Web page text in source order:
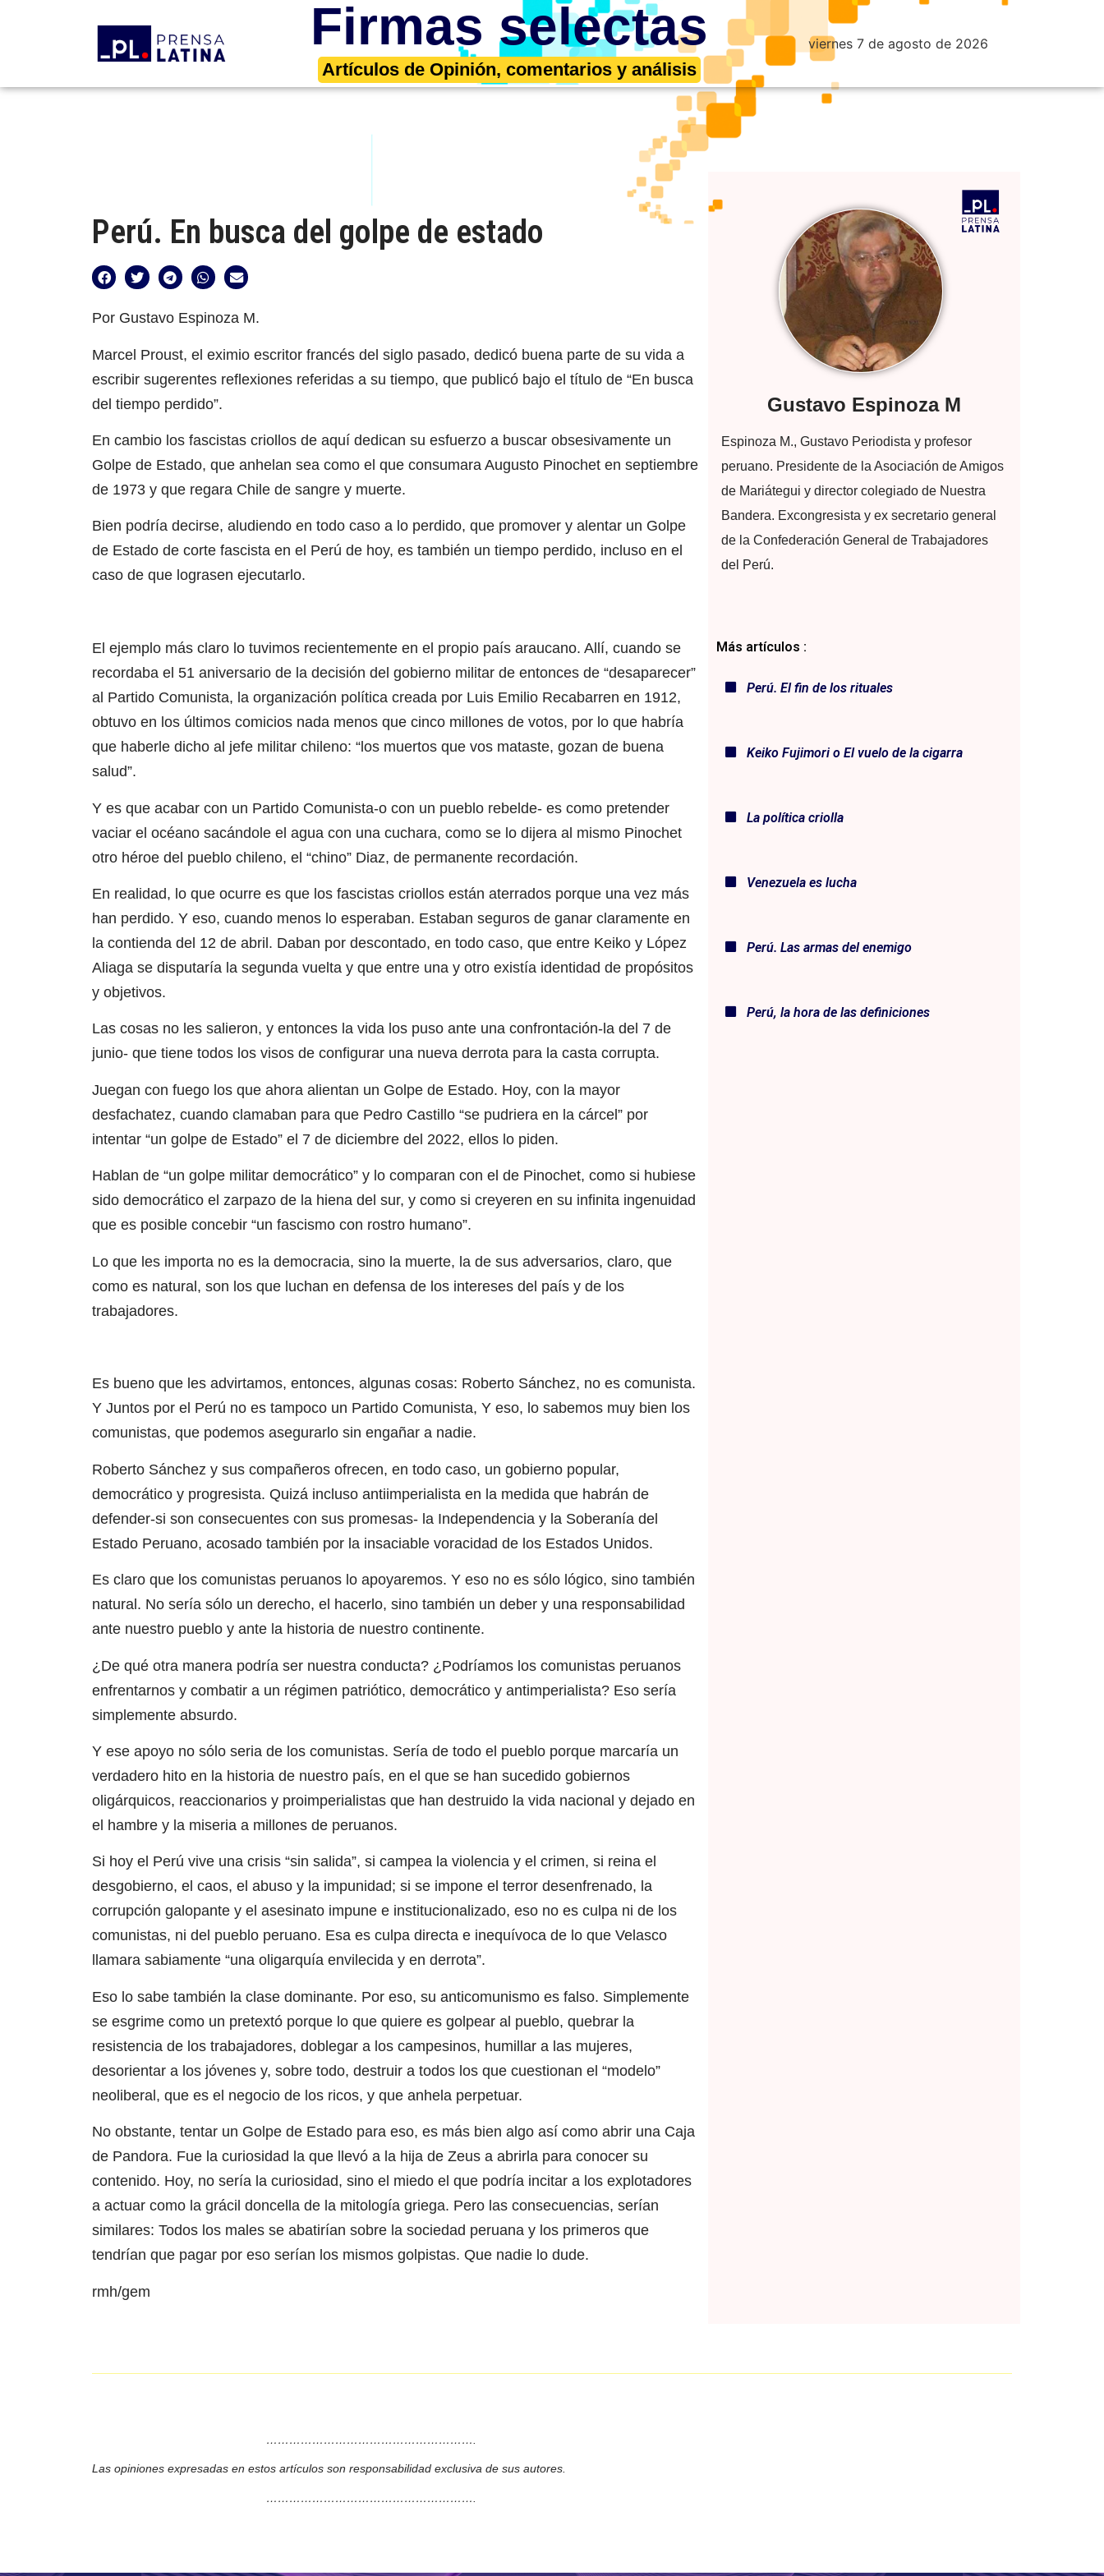
Firmas selectas
Artículos de Opinión, comentarios y análisis
viernes 7 de agosto de 2026
Perú. En busca del golpe de estado
Por Gustavo Espinoza M.
Marcel Proust, el eximio escritor francés del siglo pasado, dedicó buena parte de su vida a
escribir sugerentes reflexiones referidas a su tiempo, que publicó bajo el título de “En busca
del tiempo perdido”.
En cambio los fascistas criollos de aquí dedican su esfuerzo a buscar obsesivamente un
Golpe de Estado, que anhelan sea como el que consumara Augusto Pinochet en septiembre
de 1973 y que regara Chile de sangre y muerte.
Bien podría decirse, aludiendo en todo caso a lo perdido, que promover y alentar un Golpe
de Estado de corte fascista en el Perú de hoy, es también un tiempo perdido, incluso en el
caso de que lograsen ejecutarlo.
El ejemplo más claro lo tuvimos recientemente en el propio país araucano. Allí, cuando se
recordaba el 51 aniversario de la decisión del gobierno militar de entonces de “desaparecer”
al Partido Comunista, la organización política creada por Luis Emilio Recabarren en 1912,
obtuvo en los últimos comicios nada menos que cinco millones de votos, por lo que habría
que haberle dicho al jefe militar chileno: “los muertos que vos mataste, gozan de buena
salud”.
Y es que acabar con un Partido Comunista-o con un pueblo rebelde- es como pretender
vaciar el océano sacándole el agua con una cuchara, como se lo dijera al mismo Pinochet
otro héroe del pueblo chileno, el “chino” Diaz, de permanente recordación.
En realidad, lo que ocurre es que los fascistas criollos están aterrados porque una vez más
han perdido. Y eso, cuando menos lo esperaban. Estaban seguros de ganar claramente en
la contienda del 12 de abril. Daban por descontado, en todo caso, que entre Keiko y López
Aliaga se disputaría la segunda vuelta y que entre una y otro existía identidad de propósitos
y objetivos.
Las cosas no les salieron, y entonces la vida los puso ante una confrontación-la del 7 de
junio- que tiene todos los visos de configurar una nueva derrota para la casta corrupta.
Juegan con fuego los que ahora alientan un Golpe de Estado. Hoy, con la mayor
desfachatez, cuando clamaban para que Pedro Castillo “se pudriera en la cárcel” por
intentar “un golpe de Estado” el 7 de diciembre del 2022, ellos lo piden.
Hablan de “un golpe militar democrático” y lo comparan con el de Pinochet, como si hubiese
sido democrático el zarpazo de la hiena del sur, y como si creyeren en su infinita ingenuidad
que es posible concebir “un fascismo con rostro humano”.
Lo que les importa no es la democracia, sino la muerte, la de sus adversarios, claro, que
como es natural, son los que luchan en defensa de los intereses del país y de los
trabajadores.
Es bueno que les advirtamos, entonces, algunas cosas: Roberto Sánchez, no es comunista.
Y Juntos por el Perú no es tampoco un Partido Comunista, Y eso, lo sabemos muy bien los
comunistas, que podemos asegurarlo sin engañar a nadie.
Roberto Sánchez y sus compañeros ofrecen, en todo caso, un gobierno popular,
democrático y progresista. Quizá incluso antiimperialista en la medida que habrán de
defender-si son consecuentes con sus promesas- la Independencia y la Soberanía del
Estado Peruano, acosado también por la insaciable voracidad de los Estados Unidos.
Es claro que los comunistas peruanos lo apoyaremos. Y eso no es sólo lógico, sino también
natural. No sería sólo un derecho, el hacerlo, sino también un deber y una responsabilidad
ante nuestro pueblo y ante la historia de nuestro continente.
¿De qué otra manera podría ser nuestra conducta? ¿Podríamos los comunistas peruanos
enfrentarnos y combatir a un régimen patriótico, democrático y antimperialista? Eso sería
simplemente absurdo.
Y ese apoyo no sólo seria de los comunistas. Sería de todo el pueblo porque marcaría un
verdadero hito en la historia de nuestro país, en el que se han sucedido gobiernos
oligárquicos, reaccionarios y proimperialistas que han destruido la vida nacional y dejado en
el hambre y la miseria a millones de peruanos.
Si hoy el Perú vive una crisis “sin salida”, si campea la violencia y el crimen, si reina el
desgobierno, el caos, el abuso y la impunidad; si se impone el terror desenfrenado, la
corrupción galopante y el asesinato impune e institucionalizado, eso no es culpa ni de los
comunistas, ni del pueblo peruano. Esa es culpa directa e inequívoca de lo que Velasco
llamara sabiamente “una oligarquía envilecida y en derrota”.
Eso lo sabe también la clase dominante. Por eso, su anticomunismo es falso. Simplemente
se esgrime como un pretextó porque lo que quiere es golpear al pueblo, quebrar la
resistencia de los trabajadores, doblegar a los campesinos, humillar a las mujeres,
desorientar a los jóvenes y, sobre todo, destruir a todos los que cuestionan el “modelo”
neoliberal, que es el negocio de los ricos, y que anhela perpetuar.
No obstante, tentar un Golpe de Estado para eso, es más bien algo así como abrir una Caja
de Pandora. Fue la curiosidad la que llevó a la hija de Zeus a abrirla para conocer su
contenido. Hoy, no sería la curiosidad, sino el miedo el que podría incitar a los explotadores
a actuar como la grácil doncella de la mitología griega. Pero las consecuencias, serían
similares: Todos los males se abatirían sobre la sociedad peruana y los primeros que
tendrían que pagar por eso serían los mismos golpistas. Que nadie lo dude.
rmh/gem
Gustavo Espinoza M
Espinoza M., Gustavo Periodista y profesor
peruano. Presidente de la Asociación de Amigos
de Mariátegui y director colegiado de Nuestra
Bandera. Excongresista y ex secretario general
de la Confederación General de Trabajadores
del Perú.
Más artículos :
Perú. El fin de los rituales
Keiko Fujimori o El vuelo de la cigarra
La política criolla
Venezuela es lucha
Perú. Las armas del enemigo
Perú, la hora de las definiciones
……………………………………………….
Las opiniones expresadas en estos artículos son responsabilidad exclusiva de sus autores.
……………………………………………….